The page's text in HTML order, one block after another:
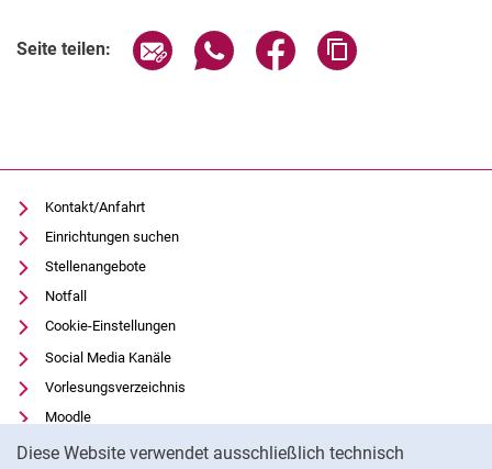
Diese Website verwendet ausschließlich technisch
Seite teilen: Seite über E-Mail teilen
Seite über WhatsApp teilen
Seite über Facebook
Kontakt/Anfahrt
Einrichtungen suchen
Stellenangebote
Notfall
Cookie-Einstellungen
Social Media Kanäle
Vorlesungsverzeichnis
Moodle
Panopto